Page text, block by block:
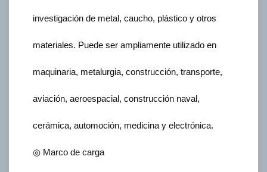
investigación de metal, caucho, plástico y otros
materiales. Puede ser ampliamente utilizado en
maquinaria, metalurgia, construcción, transporte,
aviación, aeroespacial, construcción naval,
cerámica, automoción, medicina y electrónica.
◎ Marco de carga